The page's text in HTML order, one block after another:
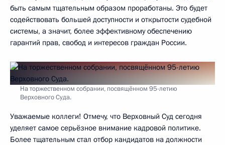
быть самым тщательным образом проработаны. Это будет
содействовать большей доступности и открытости судебной
системы, а значит, более эффективному обеспечению
гарантий прав, свобод и интересов граждан России.
На торжественном собрании, посвящённом 95-летию
Верховного Суда.
Уважаемые коллеги! Отмечу, что Верховный Суд сегодня
уделяет самое серьёзное внимание кадровой политике.
Более тщательным стал отбор кандидатов на должности